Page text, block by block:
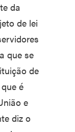
da
de lei
que se
de
é
e
diz o